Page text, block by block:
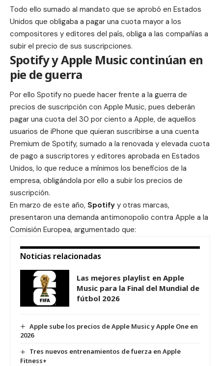
Todo ello sumado al mandato que se aprobó en Estados
Unidos que obligaba a pagar una cuota mayor a los
compositores y editores del país, obliga a las compañías a
subir el precio de sus suscripciones.
Spotify y Apple Music continúan en
pie de guerra
Por ello Spotify no puede hacer frente a la guerra de
precios de suscripción con Apple Music, pues deberán
pagar una cuota del 30 por ciento a Apple, de aquellos
usuarios de iPhone que quieran suscribirse a una cuenta
Premium de Spotify, sumado a la renovada y elevada cuota
de pago a suscriptores y editores aprobada en Estados
Unidos, lo que reduce a mínimos los beneficios de la
empresa, obligándola por ello a subir los precios de
suscripción.
En marzo de este año, Spotify y otras marcas,
presentaron una demanda antimonopolio contra Apple a la
Comisión Europea, argumentado que:
Noticias relacionadas
Las mejores playlist en Apple
Music para la Final del Mundial de
fútbol 2026
Apple sube los precios de Apple Music y Apple One en
2026
Tres nuevos entrenamientos de fuerza en Apple
Fitness+